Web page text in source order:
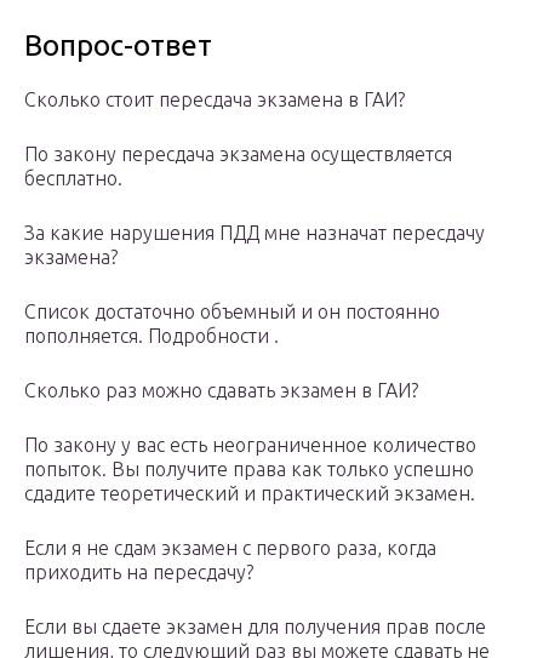
Вопрос-ответ
Сколько стоит пересдача экзамена в ГАИ?
По закону пересдача экзамена осуществляется
бесплатно.
За какие нарушения ПДД мне назначат пересдачу
экзамена?
Список достаточно объемный и он постоянно
пополняется. Подробности .
Сколько раз можно сдавать экзамен в ГАИ?
По закону у вас есть неограниченное количество
попыток. Вы получите права как только успешно
сдадите теоретический и практический экзамен.
Если я не сдам экзамен с первого раза, когда
приходить на пересдачу?
Если вы сдаете экзамен для получения прав после
лишения, то следующий раз вы можете сдавать не